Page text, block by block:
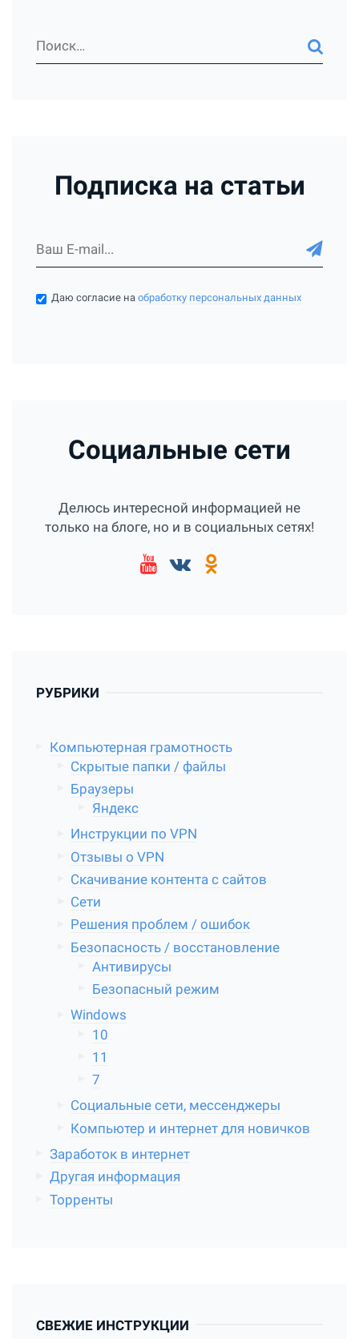
Подписка на статьи
Даю согласие наобработку персональных данных
Социальные сети
Делюсь интересной информацией не
только на блоге, но и в социальных сетях!
РУБРИКИ
Компьютерная грамотность
Скрытые папки / файлы
Браузеры
Яндекс
Инструкции по VPN
Отзывы о VPN
Скачивание контента с сайтов
Сети
Решения проблем / ошибок
Безопасность / восстановление
Антивирусы
Безопасный режим
Windows
10
11
7
Социальные сети, мессенджеры
Компьютер и интернет для новичков
Заработок в интернет
Другая информация
Торренты
СВЕЖИЕ ИНСТРУКЦИИ